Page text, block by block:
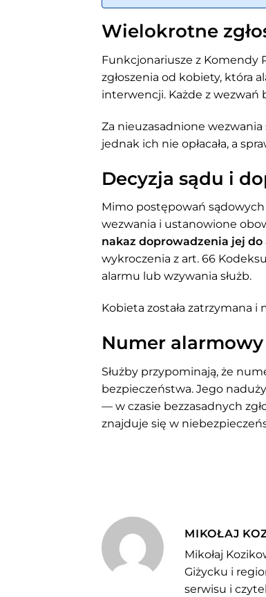
Wielokrotne
Funkcjonariusze z Komendy
zgłoszenia od kobiety, która
interwencji. Każde z wezwań
Za nieuzasadnione
jednak ich nie opłacała, a
Decyzja sądu i
Mimo postępowań sądowych
wezwania i ustanowione
nakaz doprowadzenia jej do
wykroczenia z art. 66
alarmu lub wzywania służb.
Kobieta została zatrzymana i
Numer
Służby przypominają, że
bezpieczeństwa. Jego
— w czasie bezzasadnych
znajduje się w
MIKOŁAJ
Mikołaj
Giżycku i
serwisu i